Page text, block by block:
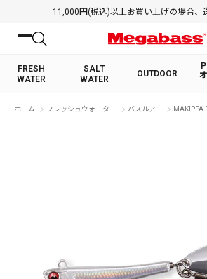
11,000円(税込)以上お買い上げの場合、
FRESH
WATER
SALT
WATER
OUTDOOR
絞り込み検索
ホーム フレッシュウォーター バスルアー MAKIPPA